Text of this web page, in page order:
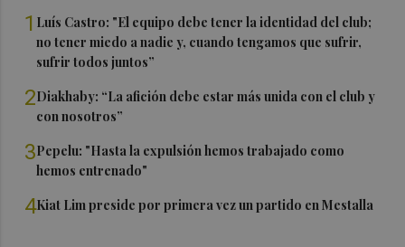
1 Luís Castro: "El equipo debe tener la identidad del club;
no tener miedo a nadie y, cuando tengamos que sufrir,
sufrir todos juntos”
2Diakhaby: “La afición debe estar más unida con el club y
con nosotros”
3Pepelu: "Hasta la expulsión hemos trabajado como
hemos entrenado"
4Kiat Lim preside por primera vez un partido en Mestalla